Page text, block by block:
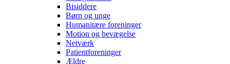
Bisiddere
Børn og unge
Humanitære foreninger
Motion og bevægelse
Netværk
Patientforeninger
Ældre